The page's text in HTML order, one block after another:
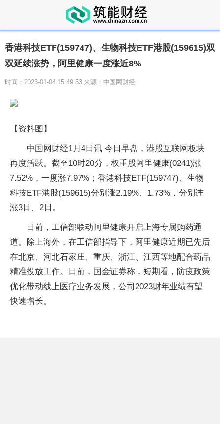
香港科技ETF(159747)、生物科技ETF港股(159615)双
双延续涨势，阿里健康一度涨近8%
时间：2023-01-04 15:49:53 来源：中国网财经
【资料图】
中国网财经1月4日讯 今日早盘，港股互联网板块
再度活跃。截至10时20分，权重股阿里健康(0241)涨
7.52%，一度涨7.97%；香港科技ETF(159747)、生物
科技ETF港股(159615)分别涨2.19%、1.73%，分别连
涨3日、2日。
日前，工信部联动阿里健康开启上海专属购药通
道。除上海外，在工信部指导下，阿里健康近期已先后
在北京、河北石家庄、重庆、浙江、江西等地配合药品
精准投放工作。日前，国金证券称，短期看，防疫政策
优化带动线上医疗业务发展，公司2023财年业绩有望
快速增长。